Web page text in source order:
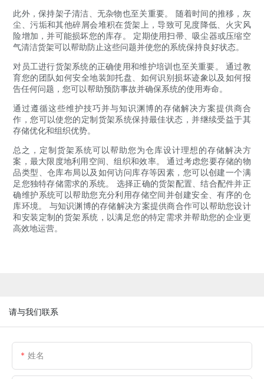
此外，保持架子清洁、无杂物也至关重要。 随着时间的推移，灰
尘、污垢和其他碎屑会堆积在货架上，导致可见度降低、火灾风
险增加，并可能损坏您的库存。 定期使用扫帚、吸尘器或压缩空
气清洁货架可以帮助防止这些问题并使您的系统保持良好状态。
对员工进行货架系统的正确使用和维护培训也至关重要。 通过教
育您的团队如何安全地装卸托盘、如何识别损坏迹象以及如何报
告任何问题，您可以帮助预防事故并确保系统的使用寿命。
通过遵循这些维护技巧并与知识渊博的存储解决方案提供商合
作，您可以使您的定制货架系统保持最佳状态，并继续受益于其
存储优化和组织优势。
总之，定制货架系统可以帮助您为仓库设计理想的存储解决方
案，最大限度地利用空间、组织和效率。 通过考虑您要存储的物
品类型、仓库布局以及如何访问库存等因素，您可以创建一个满
足您独特存储需求的系统。 选择正确的货架配置、结合配件并正
确维护系统可以帮助您充分利用存储空间并创建安全、有序的仓
库环境。 与知识渊博的存储解决方案提供商合作可以帮助您设计
和安装定制的货架系统，以满足您的特定需求并帮助您的企业更
高效地运营。
请与我们联系
姓名